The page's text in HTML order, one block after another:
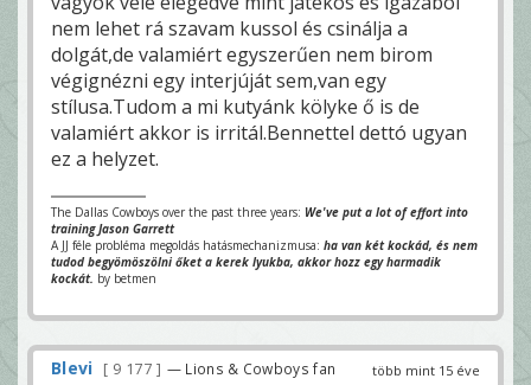
nem lehet rá szavam kussol és csinálja a
dolgát,de valamiért egyszerűen nem birom
végignézni egy interjúját sem,van egy
stílusa.Tudom a mi kutyánk kölyke ő is de
valamiért akkor is irritál.Bennettel dettó ugyan
ez a helyzet.
The Dallas Cowboys over the past three years: We've put a lot of effort into
training Jason Garrett
A JJ féle probléma megoldás hatásmechanizmusa: ha van két kockád, és nem
tudod begyömöszölni őket a kerek lyukba, akkor hozz egy harmadik
kockát. by betmen
több mint 15 éve
Blevi 9 177 — Lions & Cowboys fan